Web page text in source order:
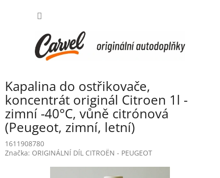
Kapalina do ostřikovače,
koncentrát originál Citroen 1l -
zimní -40°C, vůně citrónová
(Peugeot, zimní, letní)
1611908780
Značka: ORIGINÁLNÍ DÍL CITROËN - PEUGEOT